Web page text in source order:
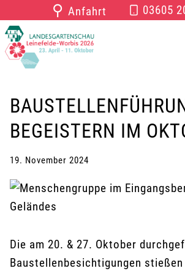
Inhalt
springen
⚲ Anfahrt 03605
BEGEISTERN IM
19. November 2024
Die am 20. & 27. Oktober
Baustellenbesichtigungen